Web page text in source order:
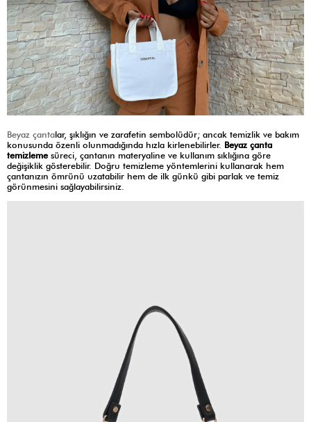
Beyaz çantalar, şıklığın ve zarafetin sembolüdür; ancak temizlik ve bakım
konusunda özenli olunmadığında hızla kirlenebilirler. Beyaz çanta
temizleme süreci, çantanın materyaline ve kullanım sıklığına göre
değişiklik gösterebilir. Doğru temizleme yöntemlerini kullanarak hem
çantanızın ömrünü uzatabilir hem de ilk günkü gibi parlak ve temiz
görünmesini sağlayabilirsiniz.